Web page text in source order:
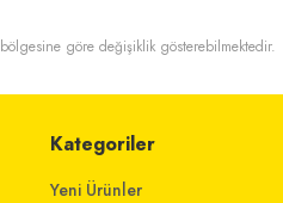
göre değişiklik gösterebilmektedir.
Kategoriler
Yeni Ürünler